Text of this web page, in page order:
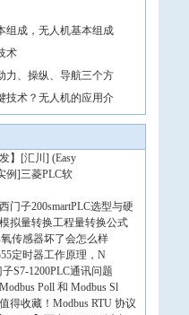
组成，无人机基本组成
术
力、操纵、导航三个方
技术？无人机的应用介
】[汇川] (Easy
例]三菱PLC软
西门子200smartPLC选型与硬
模拟量转换工程量转换公式
传感器坏了会怎么样
定时器工作原理，N
S7-1200PLC通讯问题
Modbus Poll 和 Modbus Sl
值得收藏！Modbus RTU 协议